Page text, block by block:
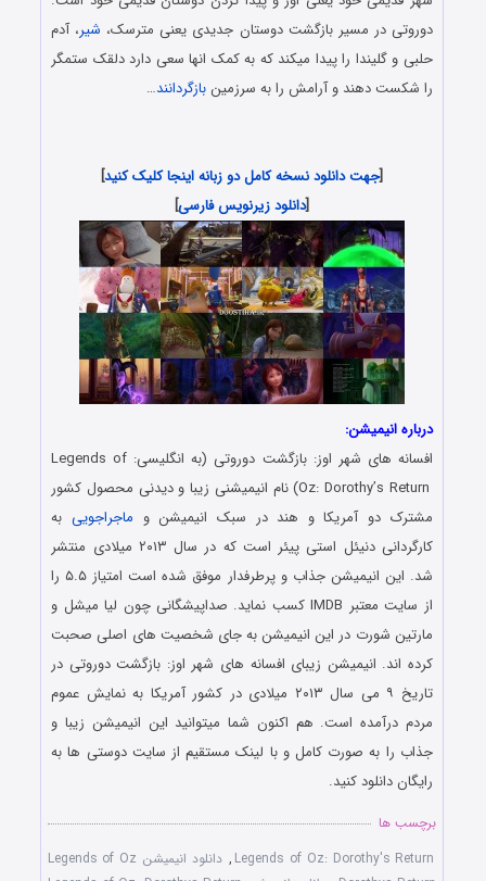
دوروتی در مسیر بازگشت دوستان جدیدی یعنی مترسک، شیر، آدم
حلبی و گلیندا را پیدا میکند که به کمک انها سعی دارد دلقک ستمگر
را شکست دهند و آرامش را به سرزمینبازگردانند…
[جهت دانلود نسخه کامل دو زبانه اینجا کلیک کنید]
[دانلود زیرنویس فارسی]
درباره انیمیشن:
افسانه های شهر اوز: بازگشت دوروتی (به انگلیسی: Legends of
Oz: Dorothy’s Return) نام انیمیشنی زیبا و دیدنی محصول کشور
مشترک دو آمریکا و هند در سبک انیمیشن و ماجراجویی به
کارگردانی دنیئل استی پیئر است که در سال ۲۰۱۳ میلادی منتشر
شد. این انیمیشن جذاب و پرطرفدار موفق شده است امتیاز ۵.۵ را
از سایت معتبر IMDB کسب نماید. صداپیشگانی چون لیا میشل و
مارتین شورت در این انیمیشن به جای شخصیت های اصلی صحبت
کرده اند. انیمیشن زیبای افسانه های شهر اوز: بازگشت دوروتی در
تاریخ ۹ می سال ۲۰۱۳ میلادی در کشور آمریکا به نمایش عموم
مردم درآمده است. هم اکنون شما میتوانید این انیمیشن زیبا و
جذاب را به صورت کامل و با لینک مستقیم از سایت دوستی ها به
رایگان دانلود کنید.
برچسب ها
Legends of Oz: Dorothy's Return
,
دانلود انیمیشن Legends of Oz